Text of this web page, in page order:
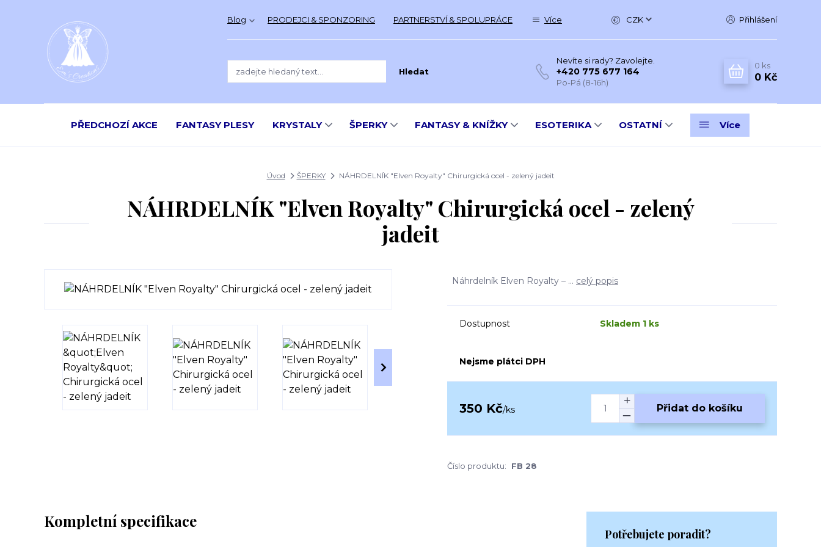
Blog PRODEJCI & SPONZORING PARTNERSTVÍ & SPOLUPRÁCE Více CZK Přihlášení
Hledat
Nevíte si rady? Zavolejte.
+420 775 677 164
Po-Pá (8-16h)
0 ks
0 Kč
PŘEDCHOZÍ AKCE FANTASY PLESY KRYSTALY ŠPERKY FANTASY & KNÍŽKY ESOTERIKA OSTATNÍ Více
Úvod ŠPERKY NÁHRDELNÍK "Elven Royalty" Chirurgická ocel - zelený jadeit
NÁHRDELNÍK "Elven Royalty" Chirurgická ocel - zelený
jadeit
Náhrdelník Elven Royalty – ... celý popis
Dostupnost Skladem 1 ks
Nejsme plátci DPH
350 Kč/ks Přidat do košíku
Číslo produktu: FB 28
Kompletní specifikace
Potřebujete poradit?